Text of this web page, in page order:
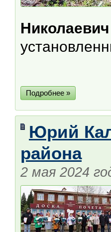
Подробнее »
Юрий
района
2 мая 2024